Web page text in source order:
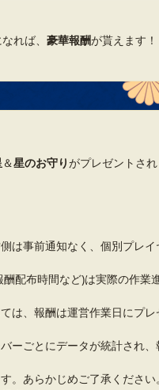
れば、 豪華報酬が貰えます！
＆星のお守りがプレゼントさ
は事前通知なく、個別プレ
配布時間など)は実際の作業
は、報酬は運営作業日にプレ
ーごとにデータが統計され、
。あらかじめご了承ください。